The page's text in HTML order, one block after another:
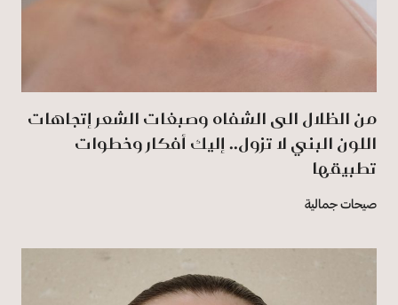
من الظلال الى الشفاه وصبغات الشعر إتجاهات
اللون البني لا تزول.. إليك أفكار وخطوات
تطبيقها
صيحات جمالية